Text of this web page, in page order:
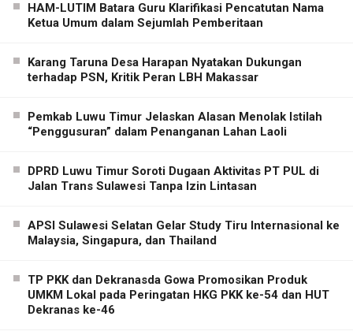
HAM-LUTIM Batara Guru Klarifikasi Pencatutan Nama
Ketua Umum dalam Sejumlah Pemberitaan
Karang Taruna Desa Harapan Nyatakan Dukungan
terhadap PSN, Kritik Peran LBH Makassar
Pemkab Luwu Timur Jelaskan Alasan Menolak Istilah
“Penggusuran” dalam Penanganan Lahan Laoli
DPRD Luwu Timur Soroti Dugaan Aktivitas PT PUL di
Jalan Trans Sulawesi Tanpa Izin Lintasan
APSI Sulawesi Selatan Gelar Study Tiru Internasional ke
Malaysia, Singapura, dan Thailand
TP PKK dan Dekranasda Gowa Promosikan Produk
UMKM Lokal pada Peringatan HKG PKK ke-54 dan HUT
Dekranas ke-46